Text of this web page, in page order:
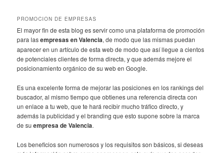
PROMOCION DE EMPRESAS
El mayor fin de esta blog es servir como una plataforma de promoción
para lasempresas en Valencia, de modo que las mismas puedan
aparecer en un artículo de esta web de modo que así llegue a cientos
de potenciales clientes de forma directa, y que además mejore el
posicionamiento orgánico de su web en Google.
Es una excelente forma de mejorar las posiciones en los rankings del
buscador, al mismo tiempo que obtienes una referencia directa con
un enlace a tu web, que te hará recibir mucho tráfico directo, y
además la publicidad y el branding que esto supone sobre la marca
de suempresa de Valencia.
Los beneficios son numerosos y los requisitos son básicos, si deseas